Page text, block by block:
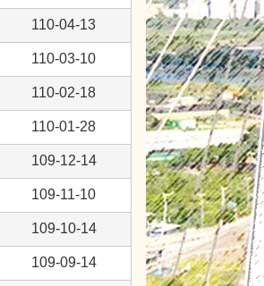
110-04-13
110-03-10
110-02-18
110-01-28
109-12-14
109-11-10
109-10-14
109-09-14